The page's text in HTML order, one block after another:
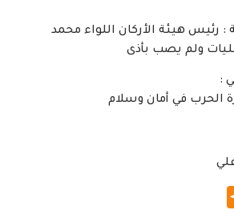
: رئيس هيئة الأركان اللواء محمد
ولم يصب بأذى
:
الحرب في أمان وسلام